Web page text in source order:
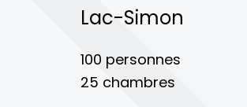
Lac-Simon
100 personnes
25 chambres